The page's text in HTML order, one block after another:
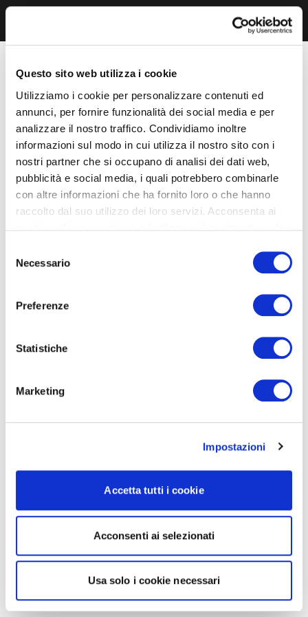
Questo sito web utilizza i cookie
Utilizziamo i cookie per personalizzare contenuti ed
annunci, per fornire funzionalità dei social media e per
analizzare il nostro traffico. Condividiamo inoltre
informazioni sul modo in cui utilizza il nostro sito con i
nostri partner che si occupano di analisi dei dati web,
pubblicità e social media, i quali potrebbero combinarle
con altre informazioni che ha fornito loro o che hanno
raccolto dal suo utilizzo dei loro servizi. Acconsenta ai
delNecessario
Preferenze
Statistiche
Marketing
Impostazioni
Accetta tutti i cookie
Acconsenti ai selezionati
Usa solo i cookie necessari